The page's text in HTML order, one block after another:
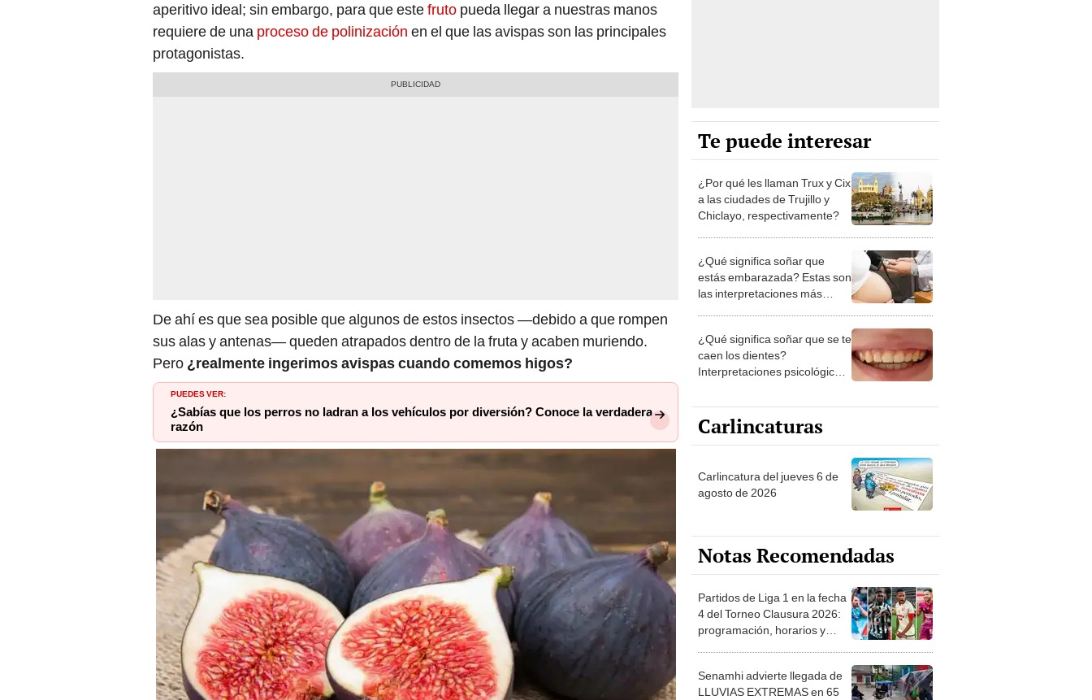
aperitivo ideal; sin embargo, para que estefruto pueda llegar a nuestras manos
requiere de una proceso de polinización en el que lasavispas son las principales
protagonistas.
De ahí es que sea posible que algunos de estos insectos —debido a que rompen
sus alas y antenas— queden atrapados dentro de la fruta y acaben muriendo.
Pero ¿realmente ingerimos avispas cuando comemos higos?
PUEDES VER:
¿Sabías que los perros no ladran a los vehículos por diversión? Conoce la verdadera
razón
Te puede interesar
¿Por qué les llaman Trux y Cix
a las ciudades de Trujillo y
Chiclayo, respectivamente?
¿Qué significa soñar que
estás embarazada? Estas son
las interpretaciones más
¿Qué significa soñar que se te
caen los dientes?
Interpretaciones psicológicas
Carlincaturas
Carlincatura del jueves 6 de
agosto de 2026
Notas Recomendadas
Partidos de Liga 1 en la fecha
4 del Torneo Clausura 2026:
programación, horarios y
Senamhi advierte llegada de
LLUVIAS EXTREMAS en 65